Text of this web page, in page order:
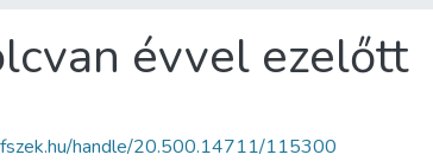
évvel ezelőtt
handle/20.500.14711/115300